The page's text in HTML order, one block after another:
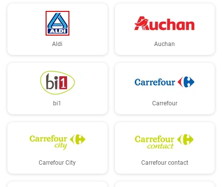
Aldi Auchan
bi1 Carrefour
Carrefour City Carrefour contact